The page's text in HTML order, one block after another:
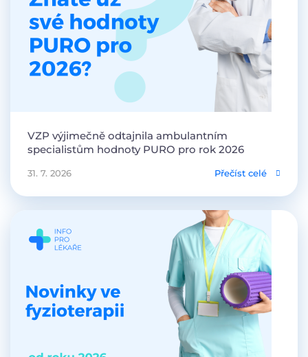
VZP výjimečně odtajnila ambulantním
specialistům hodnoty PURO pro rok 2026
31. 7. 2026 Přečíst celé